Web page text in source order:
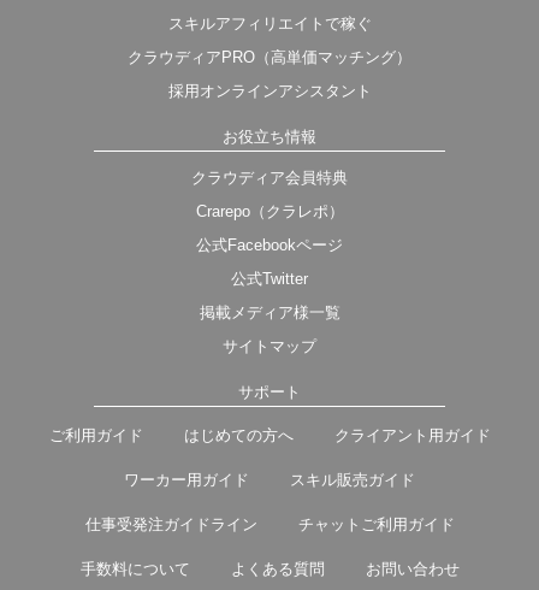
スキルアフィリエイトで稼ぐ
クラウディアPRO（高単価マッチング）
採用オンラインアシスタント
お役立ち情報
クラウディア会員特典
Crarepo（クラレポ）
公式Facebookページ
公式Twitter
掲載メディア様一覧
サイトマップ
サポート
ご利用ガイド はじめての方へ クライアント用ガイド
ワーカー用ガイド スキル販売ガイド
仕事受発注ガイドライン チャットご利用ガイド
手数料について よくある質問 お問い合わせ